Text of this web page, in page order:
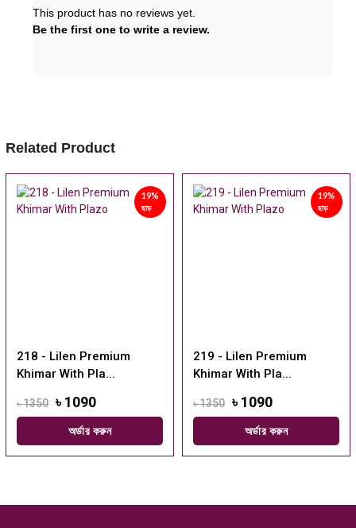
This product has no reviews yet.
Be the first one to write a review.
Related Product
19%
ছাড়
218 - Lilen Premium
Khimar With Pla...
৳ 1350 ৳ 1090
অর্ডার করুন
19%
ছাড়
219 - Lilen Premium
Khimar With Pla...
৳ 1350 ৳ 1090
অর্ডার করুন